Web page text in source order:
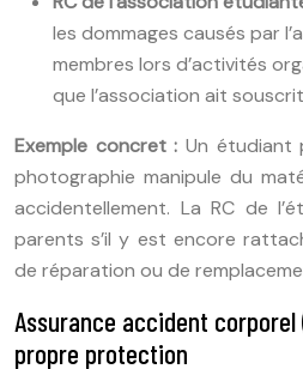
les dommages causés par
membres lors d’activités
que l’association ait
Exemple concret : Un étudiant
photographie manipule du
accidentellement. La RC de
parents s’il y est encore
de réparation ou de
Assurance accident
propre protection